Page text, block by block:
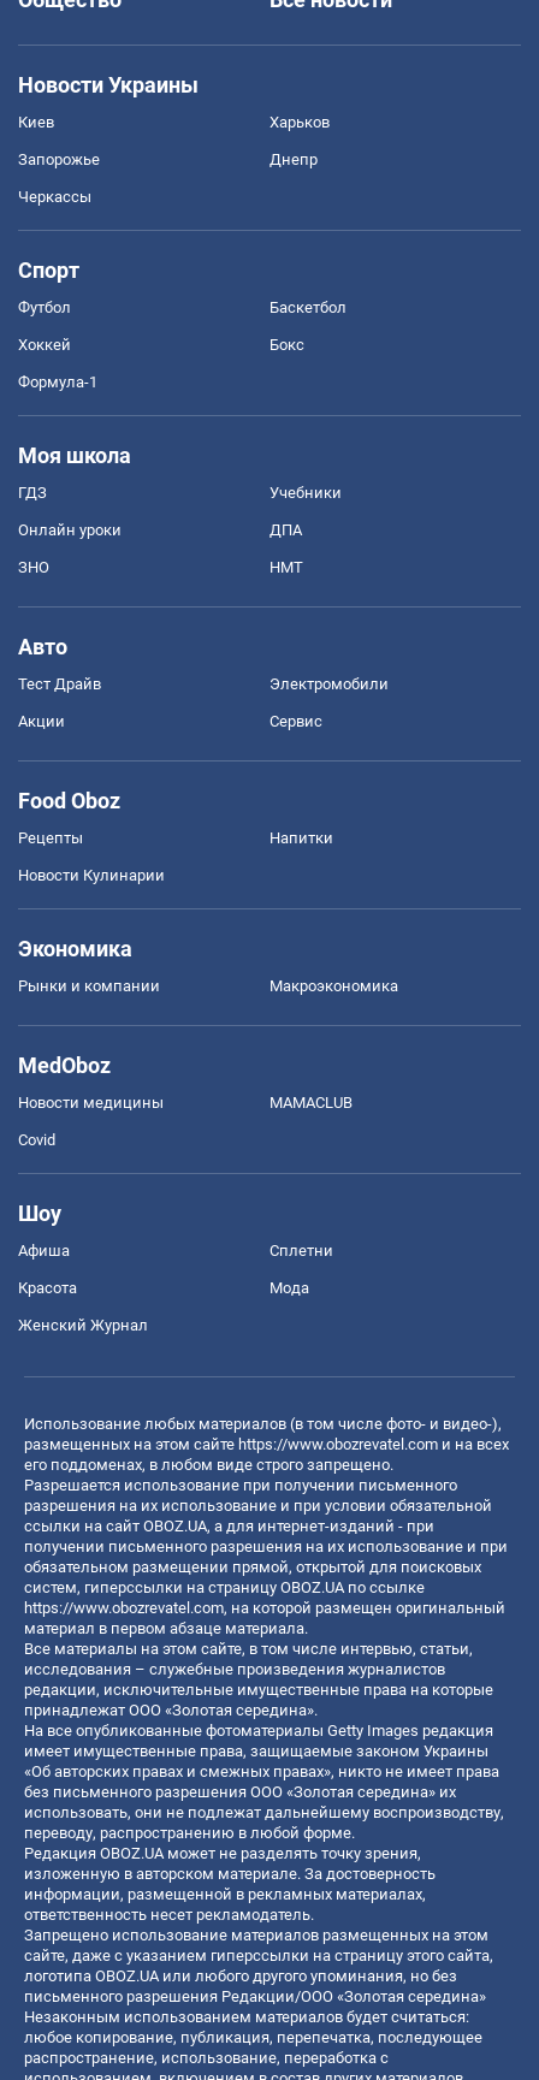
Новости Украины
Киев Харьков
Запорожье Днепр
Черкассы
Спорт
Футбол Баскетбол
Хоккей Бокс
Формула-1
Моя школа
ГДЗ Учебники
Онлайн уроки ДПА
ЗНО НМТ
Авто
Тест Драйв Электромобили
Акции Сервис
Food Oboz
Рецепты Напитки
Новости Кулинарии
Экономика
Рынки и компании Mакроэкономика
MedOboz
Новости медицины MAMACLUB
Covid
Шоу
Афиша Сплетни
Красота Мода
Женский Журнал
Использование любых материалов (в том числе фото- и видео-),
размещенных на этом сайте https://www.obozrevatel.com и на всех
его поддоменах, в любом виде строго запрещено.
Разрешается использование при получении письменного
разрешения на их использование и при условии обязательной
ссылки на сайт OBOZ.UA, а для интернет-изданий - при
получении письменного разрешения на их использование и при
обязательном размещении прямой, открытой для поисковых
систем, гиперссылки на страницу OBOZ.UA по ссылке
https://www.obozrevatel.com, на которой размещен оригинальный
материал в первом абзаце материала.
Все материалы на этом сайте, в том числе интервью, статьи,
исследования – служебные произведения журналистов
редакции, исключительные имущественные права на которые
принадлежат ООО «Золотая середина».
На все опубликованные фотоматериалы Getty Images редакция
имеет имущественные права, защищаемые законом Украины
«Об авторских правах и смежных правах», никто не имеет права
без письменного разрешения ООО «Золотая середина» их
использовать, они не подлежат дальнейшему воспроизводству,
переводу, распространению в любой форме.
Редакция OBOZ.UA может не разделять точку зрения,
изложенную в авторском материале. За достоверность
информации, размещенной в рекламных материалах,
ответственность несет рекламодатель.
Запрещено использование материалов размещенных на этом
сайте, даже с указанием гиперссылки на страницу этого сайта,
логотипа OBOZ.UA или любого другого упоминания, но без
письменного разрешения Редакции/ООО «Золотая середина»
Незаконным использованием материалов будет считаться:
любое копирование, публикация, перепечатка, последующее
распространение, использование, переработка с